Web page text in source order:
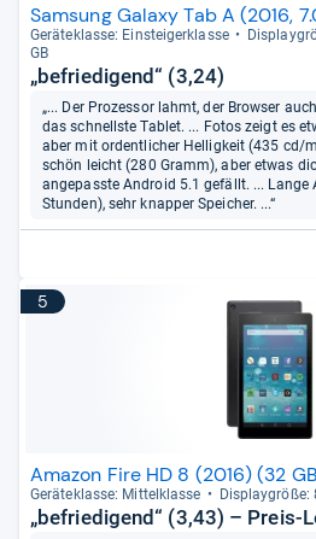
Samsung Galaxy Tab A (2016,
Gerä­te­klasse: Ein­stei­ger­klasse
GB
„befriedigend“ (3,24)
„... Der Prozessor lahmt, der Browser
das schnellste Tablet. ... Fotos zeigt es
aber mit ordentlicher Helligkeit (435 cd/
schön leicht (280 Gramm), aber etwas
angepasste Android 5.1 gefällt. ... Lange
Stunden), sehr knapper Speicher. ...“
5
Amazon Fire HD 8 (2016) (32
Gerä­te­klasse: Mit­tel­klasse Dis­play­größe:
„befriedigend“ (3,43) – Preis-